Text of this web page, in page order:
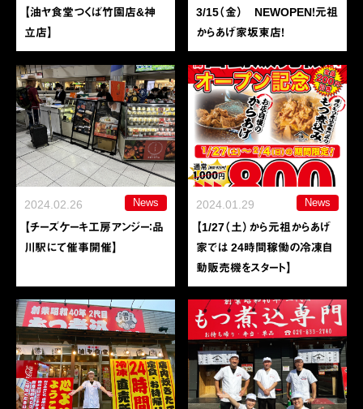
【油ヤ食堂つくば竹園店&神
立店】
3/15（金） NEWOPEN！元祖
からあげ家坂東店！
2024.02.26 News
【チーズケーキ工房アンジー：品
川駅にて催事開催】
2024.01.29 News
【1/27（土）から元祖からあげ
家では 24時間稼働の冷凍自
動販売機をスタート】